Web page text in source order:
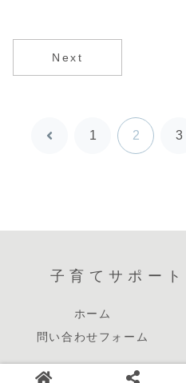
Next
前
1 2 3
子育てサポー
ホーム
問い合わせフォーム
© 2026 子育てサポ